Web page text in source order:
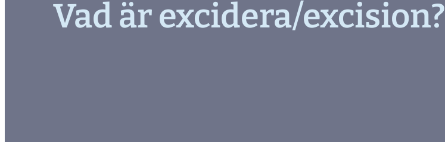
Vad är excidera/excision?